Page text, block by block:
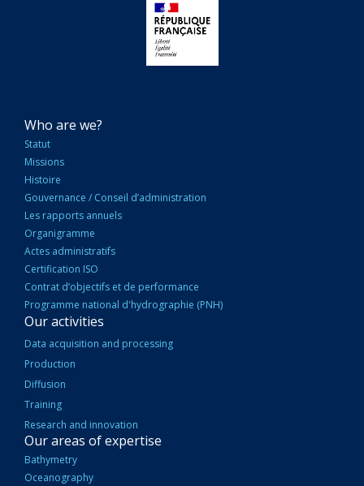
NAVIGATION
PRINCIPALE
Who are we?
Statut
Missions
Histoire
Gouvernance / Conseil d’administration
Les rapports annuels
Organigramme
Actes administratifs
Certification ISO
Contrat d’objectifs et de performance
Programme national d'hydrographie (PNH)
Our activities
Data acquisition and processing
Production
Diffusion
Training
Research and innovation
Our areas of expertise
Bathymetry
Oceanography